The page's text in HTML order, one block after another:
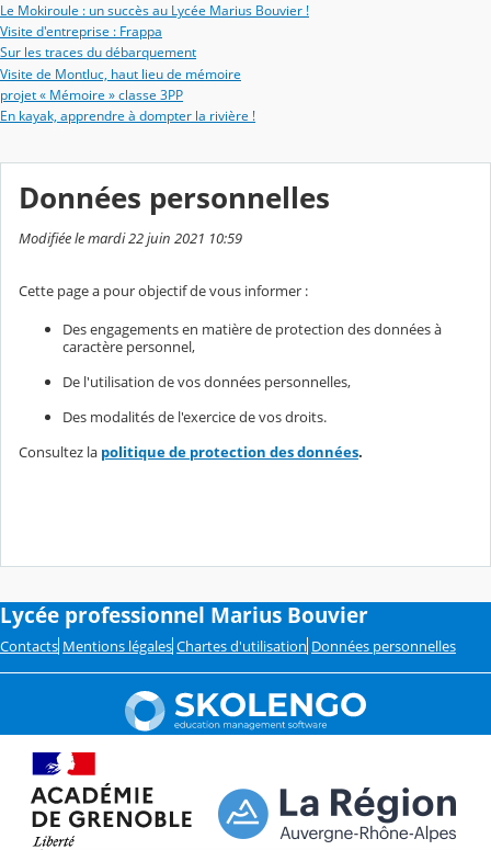
Le Mokiroule : un succès au Lycée Marius Bouvier !
Visite d'entreprise : Frappa
Sur les traces du débarquement
Visite de Montluc, haut lieu de mémoire
projet « Mémoire » classe 3PP
En kayak, apprendre à dompter la rivière !
Données personnelles
Modifiée le mardi 22 juin 2021 10:59
Cette page a pour objectif de vous informer :
Des engagements en matière de protection des données à
caractère personnel,
De l'utilisation de vos données personnelles,
Des modalités de l'exercice de vos droits.
Consultez la politique de protection des données.
Lycée professionnel Marius Bouvier
Contacts Mentions légales Chartes d'utilisation Données personnelles